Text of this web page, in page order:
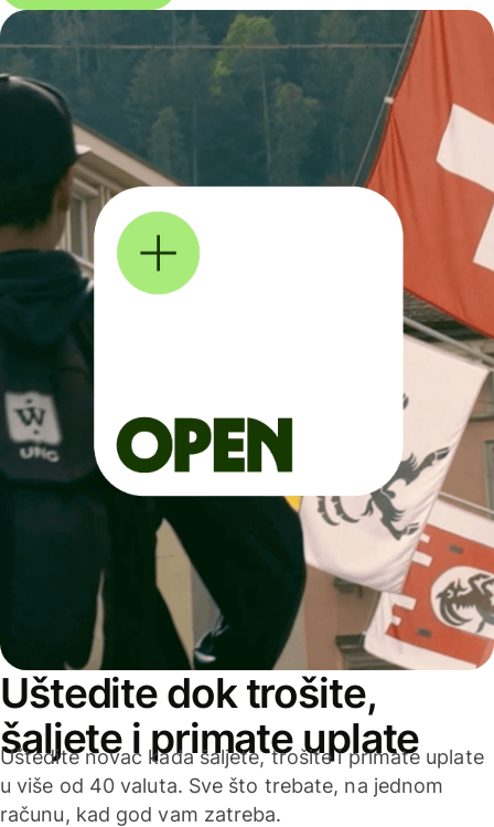
Uštedite dok trošite,
šaljete i primate uplate
Uštedite novac kada šaljete, trošite i primate uplate
u više od 40 valuta. Sve što trebate, na jednom
računu, kad god vam zatreba.